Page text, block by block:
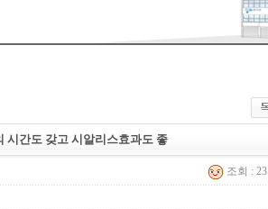
시간도 갖고 시알리스효과도 좋
조회 :